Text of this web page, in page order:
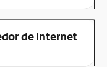
de Internet